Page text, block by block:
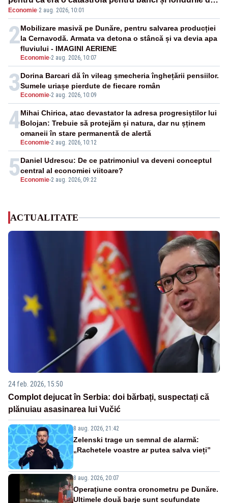
pensii
Economie·2 aug. 2026, 10:01
2
Economie-2 aug. 2026, 10:07
Mobilizare masivă pe Dunăre, pentru salvarea producției
la Cernavodă. Armata va detona o stâncă și va devia apa
fluviului - IMAGINI AERIENE
3 Economie-2 aug. 2026, 10:09
Dorina Barcari dă în vileag șmecheria înghețării pensiilor.
Sumele uriașe pierdute de fiecare român
4
Economie-2 aug. 2026, 10:12
Mihai Chirica, atac devastator la adresa progresiștilor lui
Bolojan: Trebuie să protejăm și natura, dar nu șținem
omaneii în stare permanentă de alertă
5 Economie-2 aug. 2026, 09:22
Daniel Udrescu: De ce patrimoniul va deveni conceptul
central al economiei viitoare?
ACTUALITATE
24 feb. 2026, 15:50
Complot dejucat în Serbia: doi bărbați, suspectați că
plănuiau asasinarea lui Vučić
8 aug. 2026, 21:42
Zelenski trage un semnal de alarmă:
„Rachetele voastre ar putea salva vieți”
8 aug. 2026, 20:07
Operațiune contra cronometru pe Dunăre.
Ultimele două barje sunt scufundate